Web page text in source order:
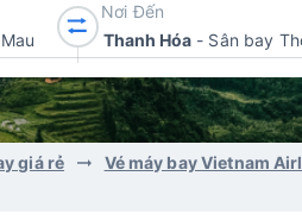
Nơi Đến
Thanh Hóa - Sân bay
giá rẻ Vé máy bay Vietnam